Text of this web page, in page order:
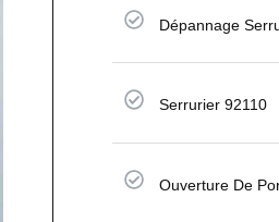
Dépannage
Serrurier 92110
Ouverture De